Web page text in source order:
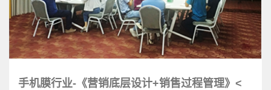
手机膜行业-《营销底层设计+销售过程管理》<